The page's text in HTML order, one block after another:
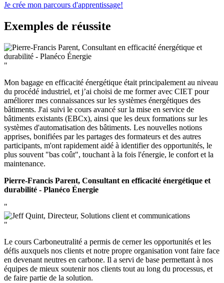
Je crée mon parcours d'apprentissage!
Exemples de réussite
"
Mon bagage en efficacité énergétique était principalement au niveau
du procédé industriel, et j’ai choisi de me former avec CIET pour
améliorer mes connaissances sur les systèmes énergétiques des
bâtiments. J'ai suivi le cours avancé sur la mise en service de
bâtiments existants (EBCx), ainsi que les deux formations sur les
systèmes d'automatisation des bâtiments. Les nouvelles notions
apprises, bonifiées par les partages des formateurs et des autres
participants, m'ont rapidement aidé à identifier des opportunités, le
plus souvent "bas coût", touchant à la fois l'énergie, le confort et la
maintenance.
Pierre-Francis Parent, Consultant en efficacité énergétique et
durabilité - Planéco Énergie
"
"
Le cours Carboneutralité a permis de cerner les opportunités et les
défis auxquels nos clients et notre propre organisation vont faire face
en devenant neutres en carbone. Il a servi de base permettant à nos
équipes de mieux soutenir nos clients tout au long du processus, et
de faire partie de la solution.